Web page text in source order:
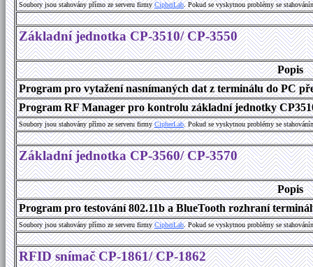
Soubory jsou stahovány přímo ze serveru firmyCipherLab. Pokud se vyskytnou problémy se
Základní jednotka CP-3510/ CP-3550
Popis
Program pro vytažení nasnímaných dat z terminálu do PC
Program RF Manager pro kontrolu základní jednotky
Soubory jsou stahovány přímo ze serveru firmyCipherLab. Pokud se vyskytnou problémy se
Základní jednotka CP-3560/ CP-3570
Popis
Program pro testování 802.11b a BlueTooth rozhraní
Soubory jsou stahovány přímo ze serveru firmyCipherLab. Pokud se vyskytnou problémy se
RFID snímač CP-1861/ CP-1862